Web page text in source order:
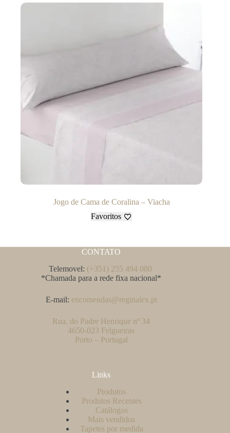
Jogo de Cama de Coralina – Viacha
Favoritos
CONTATO
Telemovel: (+351) 255 494 080
*Chamada para a rede fixa nacional*
E-mail: encomendas@reginalex.pt
Rua. do Padre Henrique nº 34
4650-023 Felgueiras
Porto – Portugal
Links
Produtos
Produtos Recentes
Catálogos
Mais vendidos
Tapetes por medida